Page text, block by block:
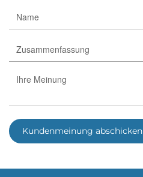
Kundenmeinung abschicken